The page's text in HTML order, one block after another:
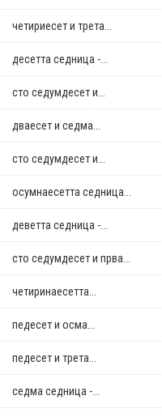
четириесет и трета...
десетта седница -...
сто седумдесет и...
дваесет и седма...
сто седумдесет и...
осумнaесетта седница...
деветта седница -...
сто седумдесет и прва...
четиринаесетта...
педесет и осма...
педесет и трета...
седма седница -...